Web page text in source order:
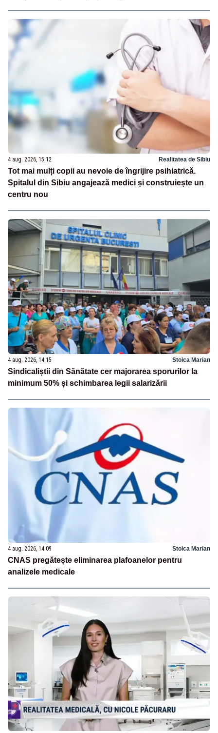
4 aug. 2026, 15:12 Realitatea de Sibiu
Tot mai mulți copii au nevoie de îngrijire psihiatrică.
Spitalul din Sibiu angajează medici și construiește un
centru nou
4 aug. 2026, 14:15 Stoica Marian
Sindicaliștii din Sănătate cer majorarea sporurilor la
minimum 50% și schimbarea legii salarizării
4 aug. 2026, 14:09 Stoica Marian
CNAS pregătește eliminarea plafoanelor pentru
analizele medicale